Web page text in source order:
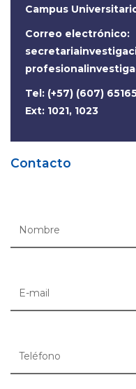
Campus
Correo electrónico:
Tel: (+57) (607)
Ext: 1021, 1023
Contacto